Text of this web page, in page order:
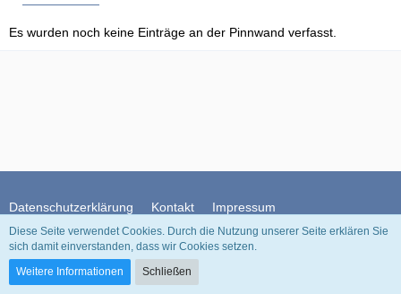
Es wurden noch keine Einträge an der Pinnwand verfasst.
Datenschutzerklärung Kontakt Impressum
Community-Software:
Diese Seite verwendet Cookies. Durch die Nutzung unserer Seite erklären Sie
sich damit einverstanden, dass wir Cookies setzen.
Weitere Informationen
Schließen